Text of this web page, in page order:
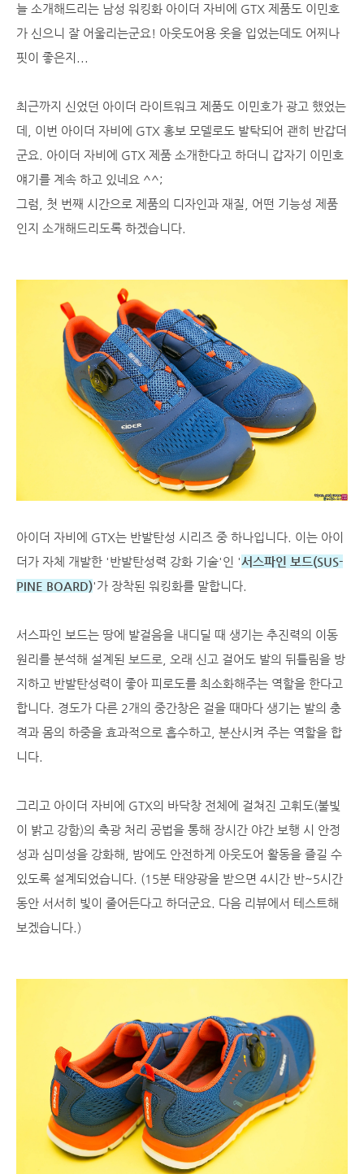
늘 소개해드리는 남성 워킹화 아이더 자비에 GTX 제품도 이민호
가 신으니 잘 어울리는군요! 아웃도어용 옷을 입었는데도 어찌나
핏이 좋은지...
최근까지 신었던 아이더 라이트워크 제품도 이민호가 광고 했었는
데, 이번 아이더 자비에 GTX 홍보 모델로도 발탁되어 괜히 반갑더
군요. 아이더 자비에 GTX 제품 소개한다고 하더니 갑자기 이민호
얘기를 계속 하고 있네요 ^^;
그럼, 첫 번째 시간으로 제품의 디자인과 재질, 어떤 기능성 제품
인지 소개해드리도록 하겠습니다.
아이더 자비에 GTX는 반발탄성 시리즈 중 하나입니다. 이는 아이
더가 자체 개발한 '반발탄성력 강화 기술'인 '서스파인 보드(SUS-
PINE BOARD)'가 장착된 워킹화를 말합니다.
서스파인 보드는 땅에 발걸음을 내디딜 때 생기는 추진력의 이동
원리를 분석해 설계된 보드로, 오래 신고 걸어도 발의 뒤틀림을 방
지하고 반발탄성력이 좋아 피로도를 최소화해주는 역할을 한다고
합니다. 경도가 다른 2개의 중간창은 걸을 때마다 생기는 발의 충
격과 몸의 하중을 효과적으로 흡수하고, 분산시켜 주는 역할을 합
니다.
그리고 아이더 자비에 GTX의 바닥창 전체에 걸쳐진 고휘도(불빛
이 밝고 강함)의 축광 처리 공법을 통해 장시간 야간 보행 시 안정
성과 심미성을 강화해, 밤에도 안전하게 아웃도어 활동을 즐길 수
있도록 설계되었습니다. (15분 태양광을 받으면 4시간 반~5시간
동안 서서히 빛이 줄어든다고 하더군요. 다음 리뷰에서 테스트해
보겠습니다.)